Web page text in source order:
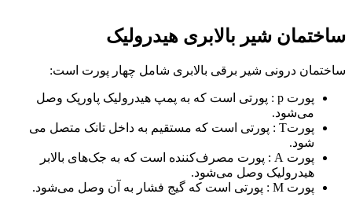
ساختمان شیر بالابری هیدرولیک
ساختمان درونی شیر برقی بالابری شامل چهار پورت است:
پورت p : پورتی است که به پمپ هیدرولیک پاورپک وصل
می‌شود.
پورتT : پورتی است که مستقیم به داخل تانک متصل می
شود.
پورت A : پورت مصرف‌کننده است که به جک‌های بالابر
هیدرولیک وصل می‌شود.
پورت M : پورتی است که گیج فشار به آن وصل می‌شود.